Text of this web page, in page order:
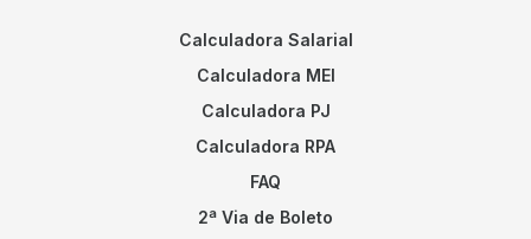
Calculadora Salarial
Calculadora MEI
Calculadora PJ
Calculadora RPA
FAQ
2ª Via de Boleto